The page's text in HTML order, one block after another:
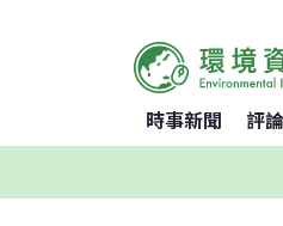
時事新聞 評論